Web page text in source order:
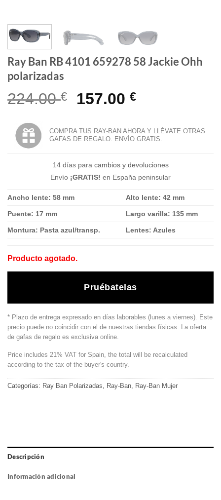
Ray Ban RB 4101 659278 58 Jackie Ohh
polarizadas
224.00€
El
original
era:
224.00 €.
157.00 €El
actual
es:
157.00 €.
COMPRA TUS RAY-BAN AHORA Y LLÉVATE OTRAS
GAFAS DE REGALO. ENVÍO GRATIS.
14 días para cambios y devoluciones
Envío ¡GRATIS! en España peninsular
Ancho lente: 58 mm Alto lente: 42 mm
Puente: 17 mm Largo varilla: 135 mm
Montura: Pasta azul/transp. Lentes: Azules
Producto agotado.
Pruébatelas
* Plazo de entrega expresado en días laborables (lunes a viernes). Este
precio puede no coincidir con el de nuestras tiendas físicas. La oferta
de gafas de regalo es exclusiva online.
Price includes 21% VAT for Spain, the total will be recalculated
according to the tax of the buyer's country.
Categorías: Ray Ban Polarizadas, Ray-Ban, Ray-Ban Mujer
Descripción
Información adicional